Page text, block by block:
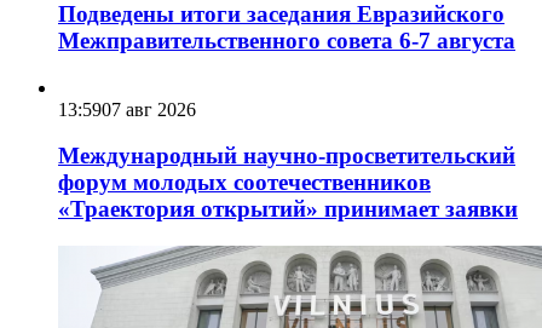
Подведены итоги заседания Евразийского
Межправительственного совета 6-7 августа
13:5907 авг 2026
Международный научно-просветительский
форум молодых соотечественников
«Траектория открытий» принимает заявки